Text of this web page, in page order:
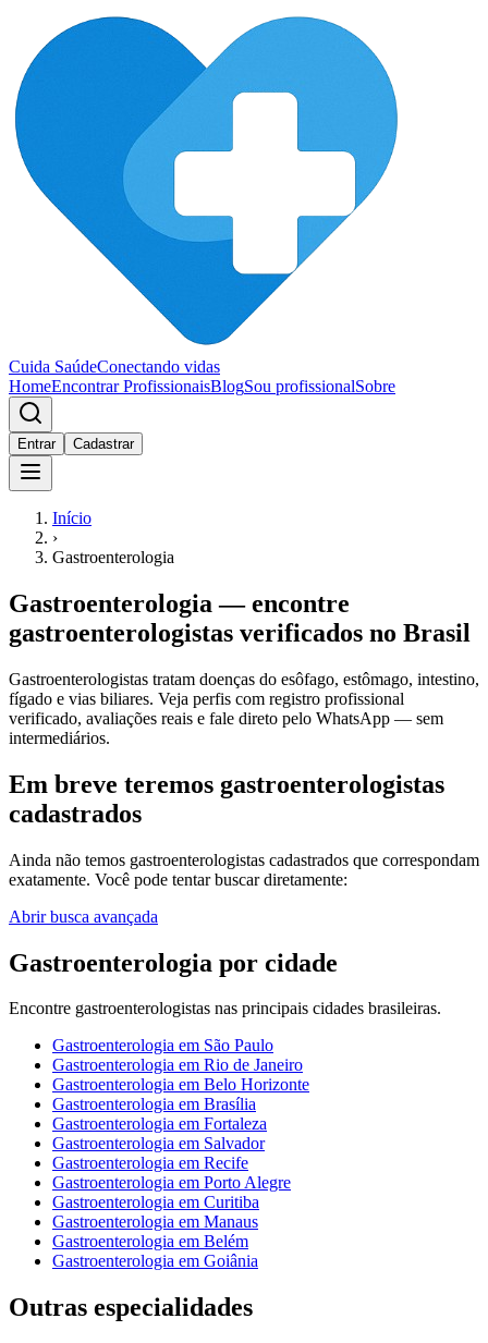
Cuida SaúdeConectando vidas
HomeEncontrar ProfissionaisBlogSou profissionalSobre
Entrar Cadastrar
Início
›
Gastroenterologia
Gastroenterologia — encontre
gastroenterologistas verificados no Brasil
Gastroenterologistas tratam doenças do esôfago, estômago, intestino,
fígado e vias biliares. Veja perfis com registro profissional
verificado, avaliações reais e fale direto pelo WhatsApp — sem
intermediários.
Em breve teremos gastroenterologistas
cadastrados
Ainda não temos gastroenterologistas cadastrados que correspondam
exatamente. Você pode tentar buscar diretamente:
Abrir busca avançada
Gastroenterologia por cidade
Encontre gastroenterologistas nas principais cidades brasileiras.
Gastroenterologia em São Paulo
Gastroenterologia em Rio de Janeiro
Gastroenterologia em Belo Horizonte
Gastroenterologia em Brasília
Gastroenterologia em Fortaleza
Gastroenterologia em Salvador
Gastroenterologia em Recife
Gastroenterologia em Porto Alegre
Gastroenterologia em Curitiba
Gastroenterologia em Manaus
Gastroenterologia em Belém
Gastroenterologia em Goiânia
Outras especialidades